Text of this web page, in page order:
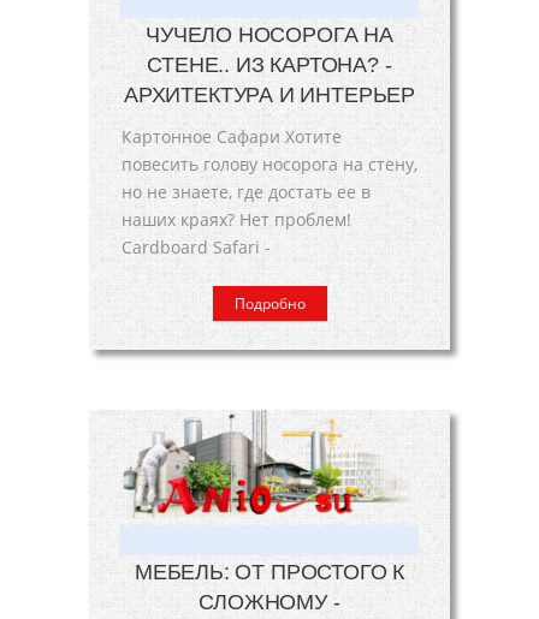
ЧУЧЕЛО НОСОРОГА НА
СТЕНЕ.. ИЗ КАРТОНА? -
АРХИТЕКТУРА И ИНТЕРЬЕР
Картонное Сафари Хотите
повесить голову носорога на стену,
но не знаете, где достать ее в
наших краях? Нет проблем!
Cardboard Safari -
Подробно
МЕБЕЛЬ: ОТ ПРОСТОГО К
СЛОЖНОМУ -